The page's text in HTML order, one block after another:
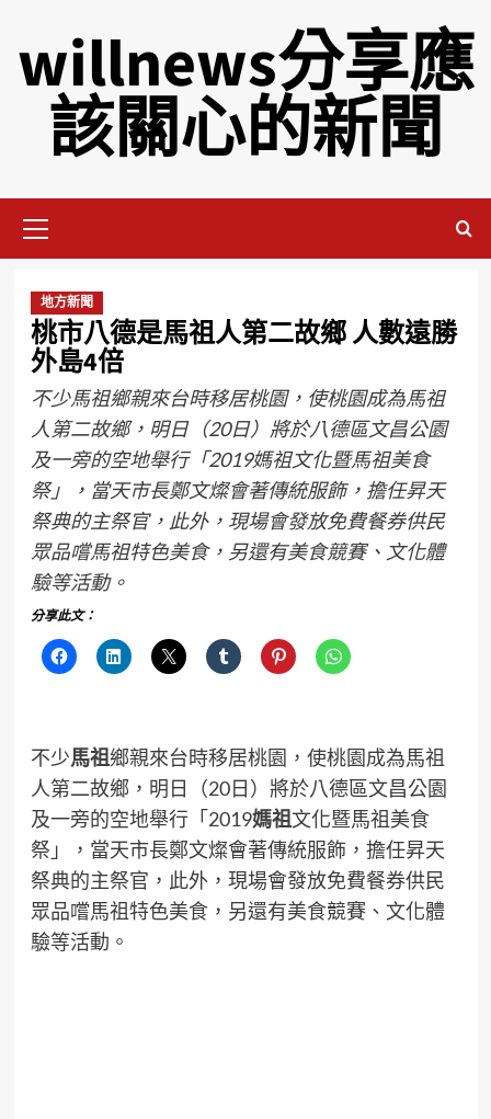
willnews分享應
該關心的新聞
地方新聞
桃市八德是馬祖人第二故鄉 人數遠勝
外島4倍
不少馬祖鄉親來台時移居桃園，使桃園成為馬祖
人第二故鄉，明日（20日）將於八德區文昌公園
及一旁的空地舉行「2019媽祖文化暨馬祖美食
祭」，當天市長鄭文燦會著傳統服飾，擔任昇天
祭典的主祭官，此外，現場會發放免費餐券供民
眾品嚐馬祖特色美食，另還有美食競賽、文化體
驗等活動。
分享此文：
不少馬祖鄉親來台時移居桃園，使桃園成為馬祖
人第二故鄉，明日（20日）將於八德區文昌公園
及一旁的空地舉行「2019媽祖文化暨馬祖美食
祭」，當天市長鄭文燦會著傳統服飾，擔任昇天
祭典的主祭官，此外，現場會發放免費餐券供民
眾品嚐馬祖特色美食，另還有美食競賽、文化體
驗等活動。